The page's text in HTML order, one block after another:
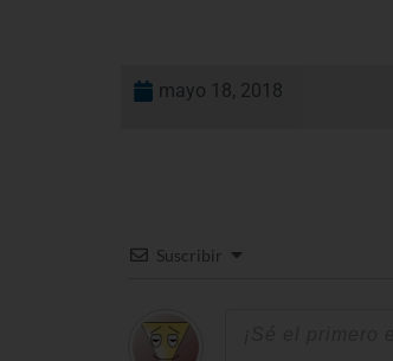
mayo 18, 2018
Suscribir